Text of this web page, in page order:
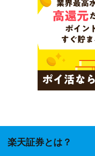
楽天証券とは？